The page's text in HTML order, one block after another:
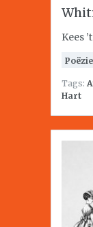
Kees
Poëzie
Tags:
Hart